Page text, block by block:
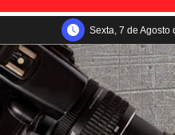
Sexta, 7 de Agosto